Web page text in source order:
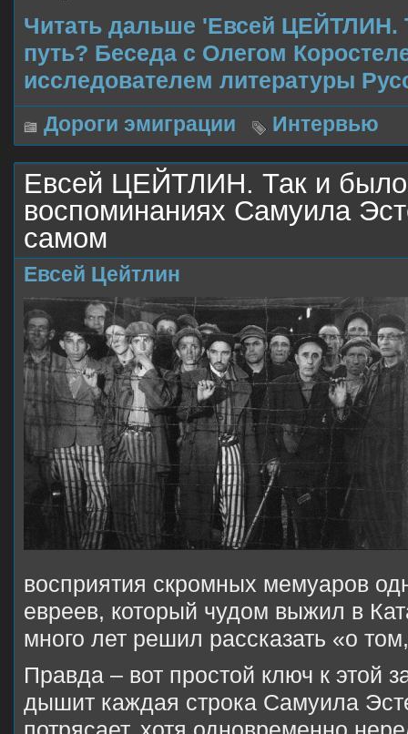
Читать дальше 'Евсей ЦЕЙТЛИН.
путь? Беседа с Олегом
исследователем литературы
Дороги эмиграции Интервью
Евсей ЦЕЙТЛИН. Так и
воспоминаниях Самуила
самом
Евсей Цейтлин
восприятия скромных мемуаров
евреев, который чудом выжил в
много лет решил рассказать «о
Правда – вот простой ключ к этой
дышит каждая строка Самуила